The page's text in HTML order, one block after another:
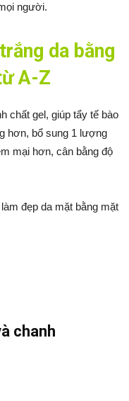
người.
da bằng
A-Z
chất gel, giúp tẩy tế bào
hơn, bổ sung 1 lượng
mại hơn, cân bằng độ
đẹp da mặt bằng mặt
chanh